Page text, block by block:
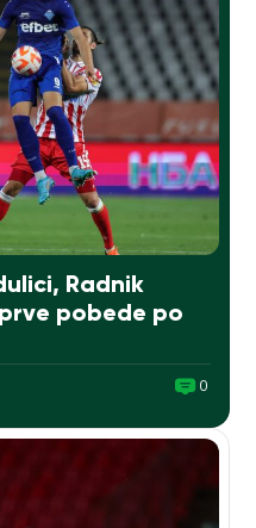
Radnik
pobede po
0